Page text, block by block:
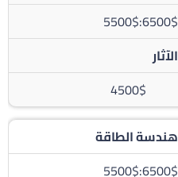
6500$:5500$
الآثار
هندسة الطاقة
6500$:5500$